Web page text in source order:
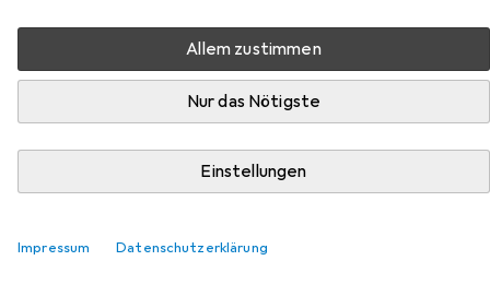
Allem zustimmen
Nur das Nötigste
Einstellungen
Impressum Datenschutzerklärung
BS 18 LTX BL I Akku Bohrschrauber 18 V 130 Nm Brushless
+ 1x Akku 4,0 Ah + Ladegerät aus der Kategorie
Werkzeugakku + Ladegerät.